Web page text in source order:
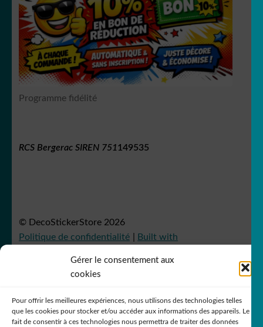
Gérer le consentement aux
cookies
Pour offrir les meilleures expériences, nous utilisons des technologies telles
que les cookies pour stocker et/ou accéder aux informations des appareils. Le
fait de consentir à ces technologies nous permettra de traiter des données
Programme fidélité
RCS Bergerac SIREN 751149535
© DecoStickerStore 2026
Politique de confidentialité
Built with